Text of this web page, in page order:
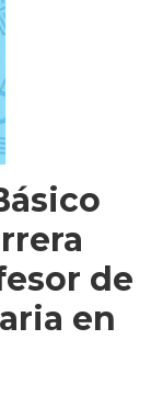
de
en